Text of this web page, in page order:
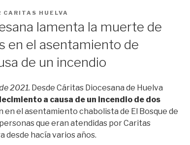
CARITAS HUELVA
lamenta la muerte de
en el asentamiento de
de un incendio
2021. Desde Cáritas Diocesana de Huelva
a causa de un incendio de dos
en el asentamiento chabolista de El Bosque de
que eran atendidas por Caritas
desde hacía varios años.